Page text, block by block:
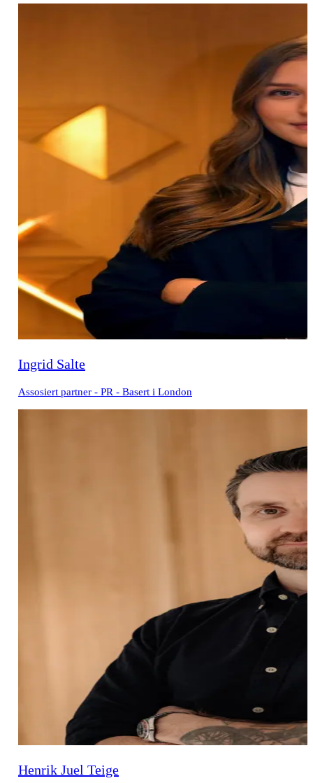
Ingrid Salte
Assosiert partner - PR - Basert i London
Henrik Juel Teige